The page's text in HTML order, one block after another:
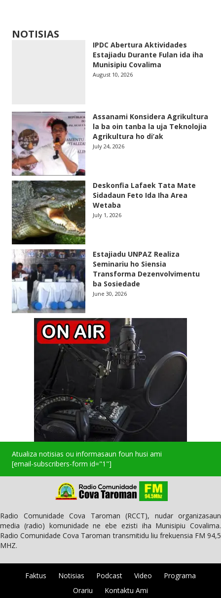
NOTISIAS
IPDC Abertura Aktividades
Estajiadu Durante Fulan ida iha
Munisipiu Covalima
August 10, 2026
Assanami Konsidera Agrikultura
la ba oin tanba la uja Teknolojia
Agrikultura ho di’ak
July 24, 2026
Deskonfia Lafaek Tata Mate
Sidadaun Feto Ida Iha Area
Wetaba
July 1, 2026
Estajiadu UNPAZ Realiza
Seminariu ho Siensia
Transforma Dezenvolvimentu
ba Sosiedade
June 30, 2026
Atualiza notisias ou informasaun foun husi ami
[email-subscribers-form id="1"]
Radio Comunidade Cova Taroman (RCCT), nudar organizasaun
media (radio) komunidade ne ebe ezisti iha Munisipiu Covalima.
Radio Comunidade Cova Taroman transmitidu liu frekuensia FM 94,5
MHZ.
Faktus Notisias Podcast Video
Programa
Orariu
Kontaktu Ami